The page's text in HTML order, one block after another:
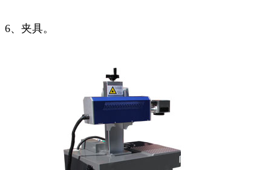
6、夹具。